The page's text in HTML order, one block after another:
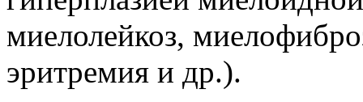
миелолейкоз,
эритремия и др.).